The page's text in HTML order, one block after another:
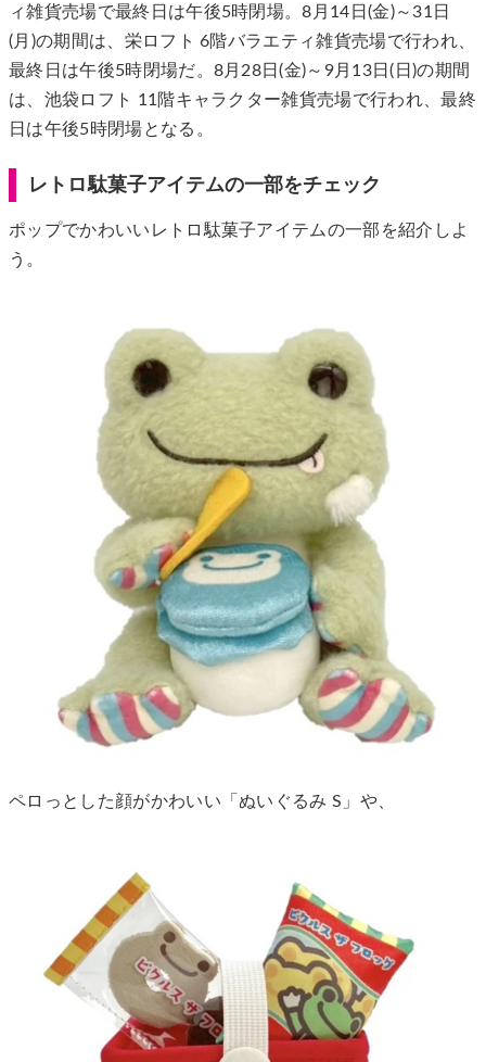
ィ雑貨売場で最終日は午後5時閉場。8月14日(金)～31日
(月)の期間は、栄ロフト 6階バラエティ雑貨売場で行われ、
最終日は午後5時閉場だ。8月28日(金)～9月13日(日)の期間
は、池袋ロフト 11階キャラクター雑貨売場で行われ、最終
日は午後5時閉場となる。
レトロ駄菓子アイテムの一部をチェック
ポップでかわいいレトロ駄菓子アイテムの一部を紹介しよ
う。
ペロっとした顔がかわいい「ぬいぐるみ S」や、